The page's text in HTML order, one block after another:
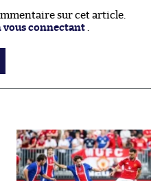
sur cet article.
vous connectant